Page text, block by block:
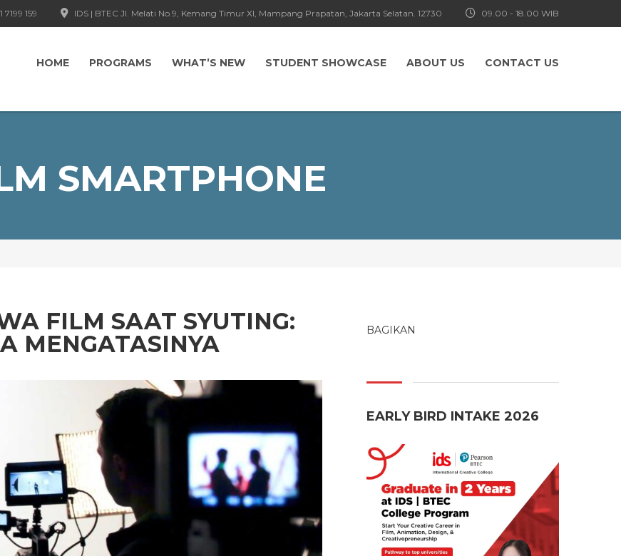
09.00 - 18.00 WIB
IDS | BTEC Jl. Melati No.9, Kemang Timur XI, Mampang Prapatan, Jakarta Selatan. 12730
7199 159
HOME PROGRAMS WHAT’S NEW STUDENT SHOWCASE ABOUT US CONTACT US
SMARTPHONE
FILM SAAT SYUTING:
MENGATASINYA
BAGIKAN
EARLY BIRD INTAKE 2026